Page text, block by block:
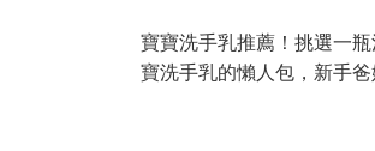
寶寶洗手乳推薦！挑選一
寶洗手乳的懶人包，新手爸